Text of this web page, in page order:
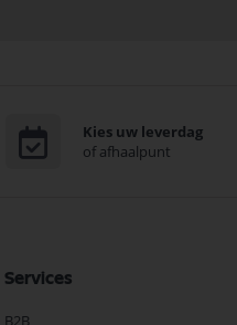
Kies uw leverdag
of afhaalpunt
Services
B2B